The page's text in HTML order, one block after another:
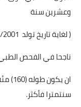
وعشرين سنة
( لغاية تاريخ تولد 20/7/2001 ( لمنتسبي قوى الأمن الداخلي )).
ناجحا في الفحص الطبي
سنتمترا فأكثر.